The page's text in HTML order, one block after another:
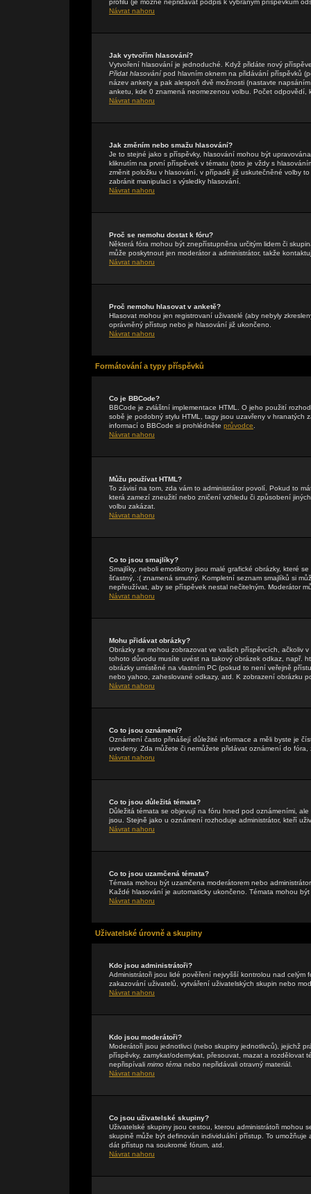
profilu (je možné nepřidávat podpis k vybraným příspěvkům
Návrat nahoru
Jak vytvořím hlasování?
Vytvoření hlasování je jednoduché. Když přidáte nový
Přidat hlasovánípod hlavním oknem na přidávání příspěvků
název ankety a pak alespoň dvě možnosti (nastavte
anketu, kde 0 znamená neomezenou volbu. Počet odpovědí,
Návrat nahoru
Jak změním nebo smažu hlasování?
Je to stejné jako s příspěvky, hlasování mohou být
kliknutím na první příspěvek v tématu (toto je vždy s
změnit položku v hlasování, v případě již uskutečněné volby
zabránit manipulaci s výsledky hlasování.
Návrat nahoru
Proč se nemohu dostat k fóru?
Některá fóra mohou být znepřístupněna určitým lidem či
může poskytnout jen moderátor a administrátor, takže
Návrat nahoru
Proč nemohu hlasovat v anketě?
Hlasovat mohou jen registrovaní uživatelé (aby nebyly
oprávněný přístup nebo je hlasování již ukončeno.
Návrat nahoru
Formátování a typy příspěvků
Co je BBCode?
BBCode je zvláštní implementace HTML. O jeho použití
sobě je podobný stylu HTML, tagy jsou uzavřeny v
informací o BBCode si prohlédněte průvodce
Návrat nahoru
Můžu používat HTML?
To závisí na tom, zda vám to administrátor povolí. Pokud to
která zamezí zneužití nebo zničení vzhledu či způsobení
volbu zakázat.
Návrat nahoru
Co to jsou smajlíky?
Smajlíky, neboli emotikony jsou malé grafické obrázky, které
šťastný, :( znamená smutný. Kompletní seznam smajlíků si
nepřeužívat, aby se příspěvek nestal nečitelným. Moderátor
Návrat nahoru
Mohu přidávat obrázky?
Obrázky se mohou zobrazovat ve vašich příspěvcích, ačkoliv
tohoto důvodu musíte uvést na takový obrázek odkaz, např.
obrázky umístěné na vlastním PC (pokud to není veřejně
nebo yahoo, zaheslované odkazy, atd. K zobrazení obrázku
Návrat nahoru
Co to jsou oznámení?
Oznámení často přinášejí důležité informace a měli byste je
uvedeny. Zda můžete či nemůžete přidávat oznámení do
Návrat nahoru
Co to jsou důležitá témata?
Důležitá témata se objevují na fóru hned pod oznámeními,
jsou. Stejně jako u oznámení rozhoduje administrátor, kteří
Návrat nahoru
Co to jsou uzamčená témata?
Témata mohou být uzamčena moderátorem nebo
Každé hlasování je automaticky ukončeno. Témata mohou
Návrat nahoru
Uživatelské úrovně a skupiny
Kdo jsou administrátoři?
Administrátoři jsou lidé pověření nejvyšší kontrolou nad
zakazování uživatelů, vytváření uživatelských skupin nebo
Návrat nahoru
Kdo jsou moderátoři?
Moderátoři jsou jednotlivci (nebo skupiny jednotlivců), jejichž
příspěvky, zamykat/odemykat, přesouvat, mazat a rozdělovat
nepřispívali mimo téma nebo nepřidávali otravný materiál.
Návrat nahoru
Co jsou uživatelské skupiny?
Uživatelské skupiny jsou cestou, kterou administrátoři mohou
skupině může být definován individuální přístup. To
dát přístup na soukromé fórum, atd.
Návrat nahoru